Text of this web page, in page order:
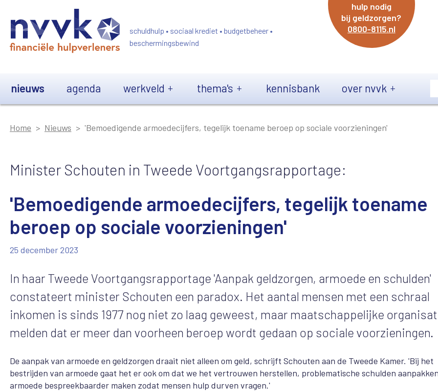
schuldhulp • sociaal krediet • budgetbeheer •
beschermingsbewind
hulp nodig
bij geldzorgen?
0800-8115.nl
nieuws agenda werkveld thema's kennisbank over nvvk
Home Nieuws 'Bemoedigende armoedecijfers, tegelijk toename beroep op sociale voorzieningen'
Minister Schouten in Tweede Voortgangsrapportage:
'Bemoedigende armoedecijfers, tegelijk toename
beroep op sociale voorzieningen'
25 december 2023
In haar Tweede Voortgangsrapportage 'Aanpak geldzorgen, armoede en schulden'
constateert minister Schouten een paradox. Het aantal mensen met een schraal
inkomen is sinds 1977 nog niet zo laag geweest, maar maatschappelijke
melden dat er meer dan voorheen beroep wordt gedaan op sociale voorzieningen.
De aanpak van armoede en geldzorgen draait niet alleen om geld, schrijft Schouten aan de Tweede Kamer. 'Bij het
bestrijden van armoede gaat het er ook om dat we het vertrouwen herstellen, problematische schulden
armoede bespreekbaarder maken zodat mensen hulp durven vragen.'